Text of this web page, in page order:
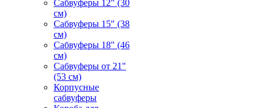
Сабвуферы 12" (30
см)
Сабвуферы 15" (38
см)
Сабвуферы 18" (46
см)
Сабвуферы от 21"
(53 см)
Корпусные
сабвуферы